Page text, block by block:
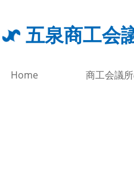
五泉商工会
Home 商工会議